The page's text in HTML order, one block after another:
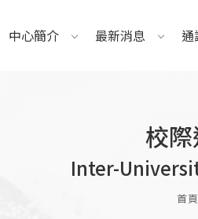
中心簡介 最新消息 通
校
Inter-
首頁